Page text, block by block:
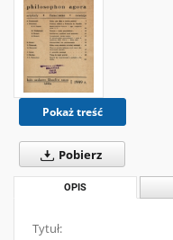
Pokaż treść
Pobierz
OPIS
Tytuł: